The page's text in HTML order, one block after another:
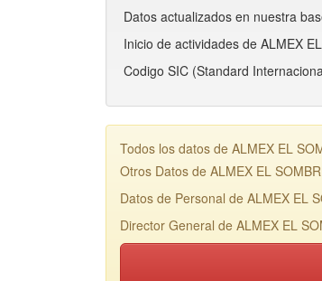
Datos actualizados en nuestra
Inicio de actividades de ALMEX
Codigo SIC (Standard
Todos los datos de ALMEX EL
Otros Datos de ALMEX EL
Datos de Personal de ALMEX EL
Director General de ALMEX EL